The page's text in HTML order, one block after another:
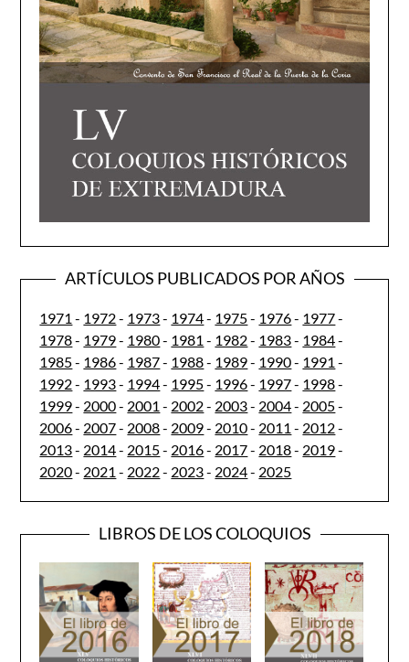
ARTÍCULOS PUBLICADOS POR AÑOS
1971 - 1972- 1973- 1974- 1975- 1976- 1977-
1978- 1979- 1980- 1981 - 1982- 1983- 1984-
1985- 1986- 1987- 1988- 1989- 1990- 1991 -
1992- 1993- 1994- 1995- 1996- 1997- 1998-
1999- 2000- 2001 - 2002- 2003- 2004- 2005-
2006- 2007- 2008- 2009- 2010- 2011 - 2012-
2013- 2014- 2015- 2016- 2017- 2018- 2019-
2020- 2021 - 2022- 2023- 2024- 2025
LIBROS DE LOS COLOQUIOS